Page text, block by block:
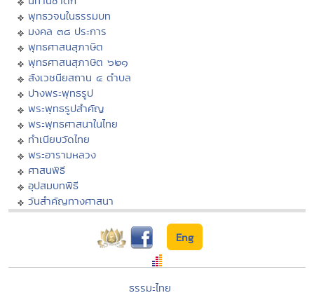
พุทธวจนในธรรมบท
มงคล ๓๘ ประการ
พุทธศาสนสุภาษิต
พุทธศาสนสุภาษิต ๖๒๑
สังเวชนียสถาน ๔ ตำบล
ปางพระพุทธรูป
พระพุทธรูปสำคัญ
พระพุทธศาสนาในไทย
ทำเนียบวัดไทย
พระอารามหลวง
ศาสนพิธี
อุปสมบทพิธี
วันสำคัญทางศาสนา
Eng
ธรรมะไทย